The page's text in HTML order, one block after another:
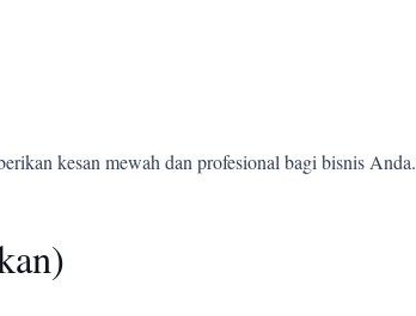
kesan mewah dan profesional bagi bisnis Anda.